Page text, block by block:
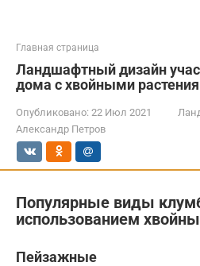
Главная страница
Ландшафтный дизайн
дома с хвойными
Опубликовано: 22 Июл 2021
Александр Петров
Популярные виды
использованием
Пейзажные